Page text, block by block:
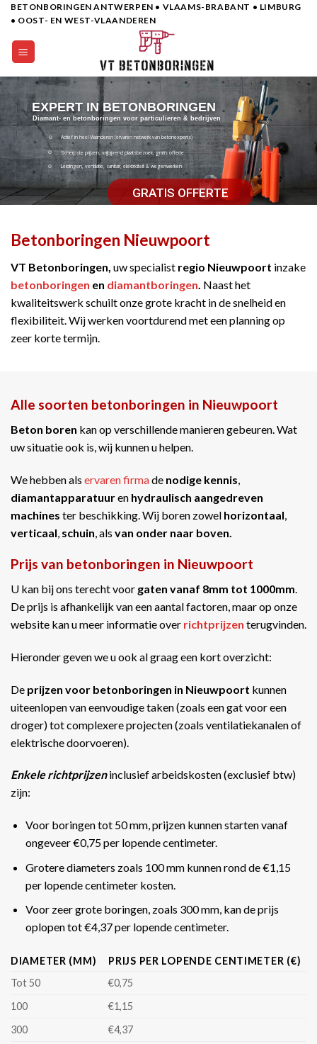
Skip
content
BETONBORINGEN ANTWERPEN • VLAAMS-BRABANT • LIMBURG
• OOST- EN WEST-VLAANDEREN
EXPERT IN BETONBORINGEN
Diamant- en betonboringen voor particulieren & bedrijven
Actief in heel Vlaanderen (ervaren netwerk van betonexperts)
Scherpste prijzen, vrijbijvend plaatsbezoek, gratis offerte
Leidingen, ventilatie, sanitair, elektriciteit & wegenwerken
GRATIS OFFERTE
Betonboringen Nieuwpoort
VT Betonboringen, uw specialist regio Nieuwpoort inzake
betonboringen en diamantboringen. Naast het
kwaliteitswerk schuilt onze grote kracht in de snelheid en
flexibiliteit. Wij werken voortdurend met een planning op
zeer korte termijn.
Alle soorten betonboringen in Nieuwpoort
Beton boren kan op verschillende manieren gebeuren. Wat
uw situatie ook is, wij kunnen u helpen.
We hebben als ervaren firmade nodige kennis
diamantapparatuuren hydraulisch aangedreven
machines ter beschikking. Wij boren zowel horizontaal
verticaal schuin , als van onder naar boven.
Prijs van betonboringen in Nieuwpoort
U kan bij ons terecht voor gaten vanaf 8mm tot 1000mm.
De prijs is afhankelijk van een aantal factoren, maar op onze
website kan u meer informatie over richtprijzen terugvinden.
Hieronder geven we u ook al graag een kort overzicht:
De prijzen voor betonboringen in Nieuwpoort kunnen
uiteenlopen van eenvoudige taken (zoals een gat voor een
droger) tot complexere projecten (zoals ventilatiekanalen of
elektrische doorvoeren).
Enkele richtprijzeninclusief arbeidskosten (exclusief btw)
zijn:
Voor boringen tot 50 mm, prijzen kunnen starten vanaf
ongeveer €0,75 per lopende centimeter.
Grotere diameters zoals 100 mm kunnen rond de €1,15
per lopende centimeter kosten.
Voor zeer grote boringen, zoals 300 mm, kan de prijs
oplopen tot €4,37 per lopende centimeter​​.
DIAMETER (MM)
PRIJS PER LOPENDE CENTIMETER (€)
Tot 50
€0,75
100
€1,15
300
€4,37